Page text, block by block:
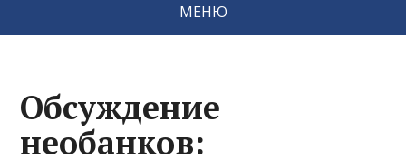
МЕНЮ
Обсуждение
необанков: